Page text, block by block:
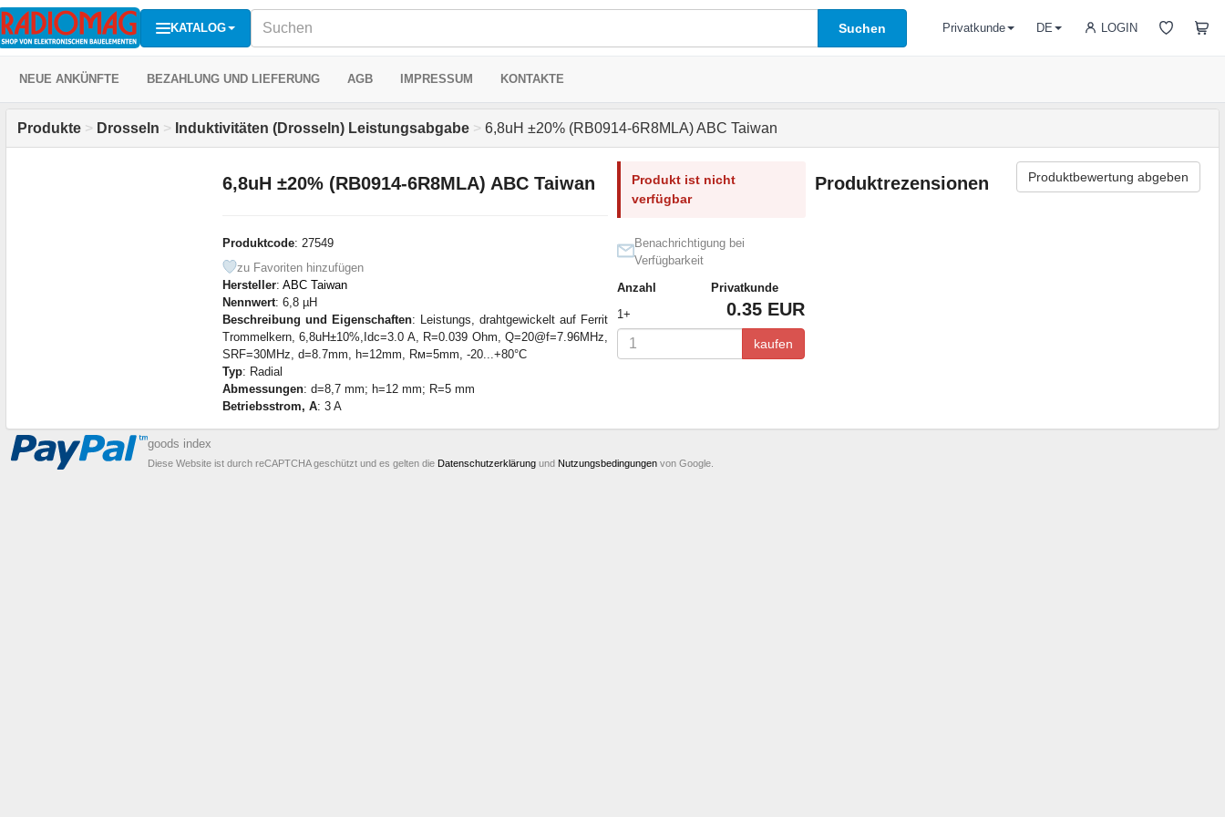
KATALOG Suchen LOGIN
Privatkunde DE
NEUE ANKÜNFTE BEZAHLUNG UND LIEFERUNG AGB IMPRESSUM KONTAKTE
Produkte > Drosseln > Induktivitäten (Drosseln) Leistungsabgabe > 6,8uH ±20% (RB0914-6R8MLA) ABC Taiwan
6,8uH ±20% (RB0914-6R8MLA) ABC Taiwan
Produktcode: 27549
zu Favoriten hinzufügen
Hersteller: ABC Taiwan
Nennwert: 6,8 µH
Beschreibung und Eigenschaften: Leistungs, drahtgewickelt auf Ferrit
Trommelkern, 6,8uH±10%,Idc=3.0 A, R=0.039 Ohm, Q=20@f=7.96MHz,
SRF=30MHz, d=8.7mm, h=12mm, Rм=5mm, -20...+80°C
Typ: Radial
Abmessungen: d=8,7 mm; h=12 mm; R=5 mm
Betriebsstrom, A: 3 A
Produkt ist nicht
verfügbar
Benachrichtigung bei
Verfügbarkeit
Anzahl
Privatkunde
1+
0.35 EUR
kaufen
Produktrezensionen Produktbewertung abgeben
goods index
Diese Website ist durch reCAPTCHA geschützt und es gelten die Datenschutzerklärung und Nutzungsbedingungen von Google.